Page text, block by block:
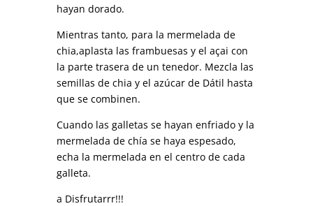
hayan dorado.
Mientras tanto, para la mermelada de
chia,aplasta las frambuesas y el açai con
la parte trasera de un tenedor. Mezcla las
semillas de chia y el azúcar de Dátil hasta
que se combinen.
Cuando las galletas se hayan enfriado y la
mermelada de chía se haya espesado,
echa la mermelada en el centro de cada
galleta.
a Disfrutarrr!!!